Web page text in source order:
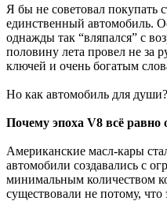
Я бы не советовал покупать
единственный автомобиль.
однажды так “вляпался” с
половину лета провел не за
ключей и очень богатым
Но как автомобиль для
Почему эпоха V8 всё равно
Американские масл-кары
автомобили создавались с
минимальным количеством
существовали не потому,